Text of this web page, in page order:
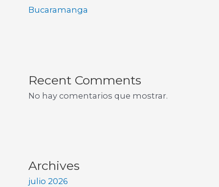
Bucaramanga
Recent Comments
No hay comentarios que mostrar.
Archives
julio 2026